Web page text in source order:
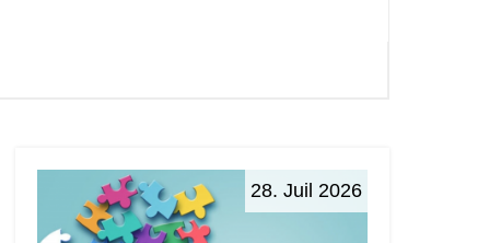
28. Juil 2026